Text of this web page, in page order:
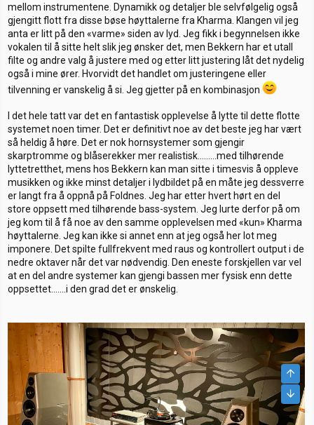
mellom instrumentene. Dynamikk og detaljer ble selvfølgelig også
gjengitt flott fra disse bøse høyttalerne fra Kharma. Klangen vil jeg
anta er litt på den «varme» siden av lyd. Jeg fikk i begynnelsen ikke
vokalen til å sitte helt slik jeg ønsker det, men Bekkern har et utall
filte og andre valg å justere med og etter litt justering låt det nydelig
også i mine ører. Hvorvidt det handlet om justeringene eller
tilvenning er vanskelig å si. Jeg gjetter på en kombinasjon
I det hele tatt var det en fantastisk opplevelse å lytte til dette flotte
systemet noen timer. Det er definitivt noe av det beste jeg har vært
så heldig å høre. Det er nok hornsystemer som gjengir
skarptromme og blåserekker mer realistisk………med tilhørende
lyttetretthet, mens hos Bekkern kan man sitte i timesvis å oppleve
musikken og ikke minst detaljer i lydbildet på en måte jeg dessverre
er langt fra å oppnå på Foldnes. Jeg har etter hvert hørt en del
store oppsett med tilhørende bass-system. Jeg lurte derfor på om
jeg kom til å få noe av den samme opplevelsen med «kun» Kharma
høyttalerne. Jeg kan ikke si annet enn at jeg også her lot meg
imponere. Det spilte fullfrekvent med raus og kontrollert output i de
nedre oktaver når det var nødvendig. Den eneste forskjellen var vel
at en del andre systemer kan gjengi bassen mer fysisk enn dette
oppsettet…….i den grad det er ønskelig.